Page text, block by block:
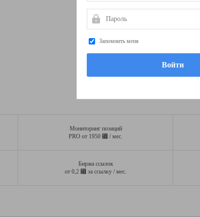
Мониторинг позиций
PRO от 1950 ⃏ / мес.
Биржа ссылок
от 0,2 ⃏ за ссылку / мес.
Пароль
Запомнить меня